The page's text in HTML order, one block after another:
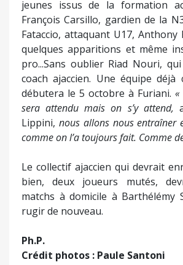
jeunes issus de la formation
François Carsillo, gardien de la
Fataccio, attaquant U17, Anthony
quelques apparitions et même
pro...Sans oublier Riad Nouri,
coach ajaccien. Une équipe déjà
débutera le 5 octobre à Furiani. «
sera attendu mais on s’y attend,
Lippini, nous allons nous entraîner
comme on l’a toujours fait. Comme
Le collectif ajaccien qui devrait
bien, deux joueurs mutés,
matchs à domicile à Barthélémy
rugir de nouveau.
Ph.P.
Crédit photos : Paule Santoni